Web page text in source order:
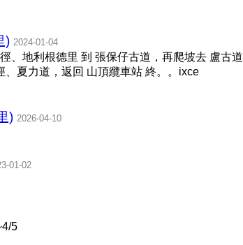
) 2024-01-04
、地利根德里 到 張保仔古道，再爬坡去 盧古
夏力道，返回 山頂纜車站 終。。ixce
) 2026-04-10
01-02
5